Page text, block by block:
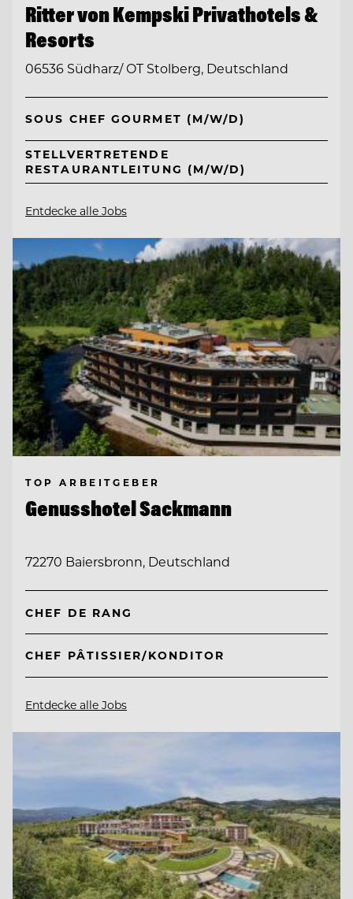
Ritter von Kempski Privathotels &
Resorts
06536 Südharz/ OT Stolberg, Deutschland
SOUS CHEF GOURMET (M/W/D)
STELLVERTRETENDE
RESTAURANTLEITUNG (M/W/D)
Entdecke alle Jobs
TOP ARBEITGEBER
Genusshotel Sackmann
72270 Baiersbronn, Deutschland
CHEF DE RANG
CHEF PÂTISSIER/KONDITOR
Entdecke alle Jobs